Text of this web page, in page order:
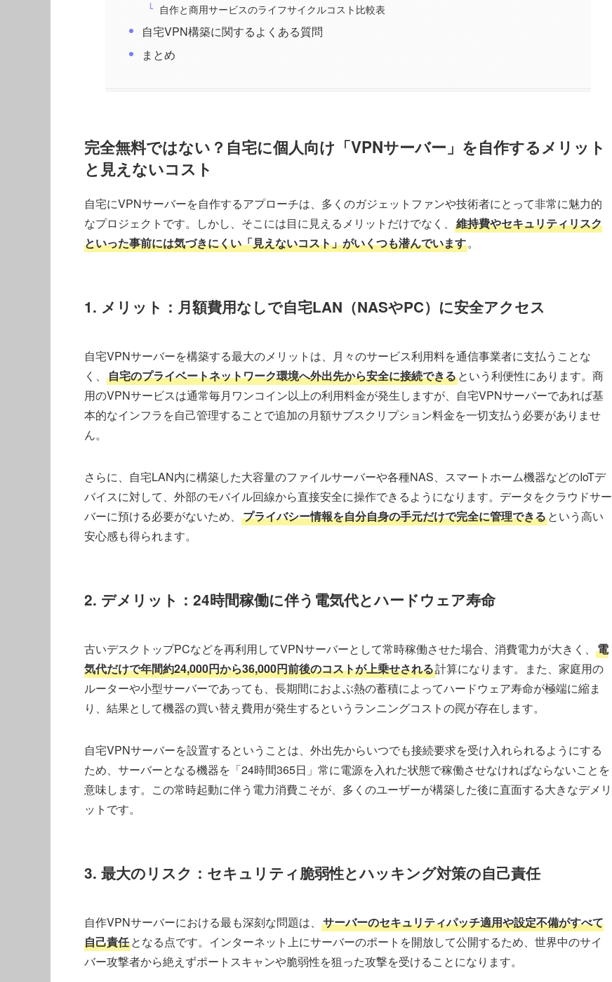
自作と商用サービスのライフサイクルコスト比較表
自宅VPN構築に関するよくある質問
まとめ
完全無料ではない？自宅に個人向け「VPNサーバー」を自作するメリット
と見えないコスト
自宅にVPNサーバーを自作するアプローチは、多くのガジェットファンや技術者にとって非常に魅力的
なプロジェクトです。しかし、そこには目に見えるメリットだけでなく、 維持費やセキュリティリスク
といった事前には気づきにくい「見えないコスト」がいくつも潜んでいます。
1. メリット：月額費用なしで自宅LAN（NASやPC）に安全アクセス
自宅VPNサーバーを構築する最大のメリットは、月々のサービス利用料を通信事業者に支払うことな
く、 自宅のプライベートネットワーク環境へ外出先から安全に接続できるという利便性にあります。商
用のVPNサービスは通常毎月ワンコイン以上の利用料金が発生しますが、自宅VPNサーバーであれば基
本的なインフラを自己管理することで追加の月額サブスクリプション料金を一切支払う必要がありませ
ん。
さらに、自宅LAN内に構築した大容量のファイルサーバーや各種NAS、スマートホーム機器などのIoTデ
バイスに対して、外部のモバイル回線から直接安全に操作できるようになります。データをクラウドサー
バーに預ける必要がないため、 プライバシー情報を自分自身の手元だけで完全に管理できるという高い
安心感も得られます。
2. デメリット：24時間稼働に伴う電気代とハードウェア寿命
古いデスクトップPCなどを再利用してVPNサーバーとして常時稼働させた場合、消費電力が大きく、 電
気代だけで年間約24,000円から36,000円前後のコストが上乗せされる計算になります。また、家庭用の
ルーターや小型サーバーであっても、長期間におよぶ熱の蓄積によってハードウェア寿命が極端に縮ま
り、結果として機器の買い替え費用が発生するというランニングコストの罠が存在します。
自宅VPNサーバーを設置するということは、外出先からいつでも接続要求を受け入れられるようにする
ため、サーバーとなる機器を「24時間365日」常に電源を入れた状態で稼働させなければならないことを
意味します。この常時起動に伴う電力消費こそが、多くのユーザーが構築した後に直面する大きなデメリ
ットです。
3. 最大のリスク：セキュリティ脆弱性とハッキング対策の自己責任
自作VPNサーバーにおける最も深刻な問題は、 サーバーのセキュリティパッチ適用や設定不備がすべて
自己責任となる点です。インターネット上にサーバーのポートを開放して公開するため、世界中のサイ
バー攻撃者から絶えずポートスキャンや脆弱性を狙った攻撃を受けることになります。